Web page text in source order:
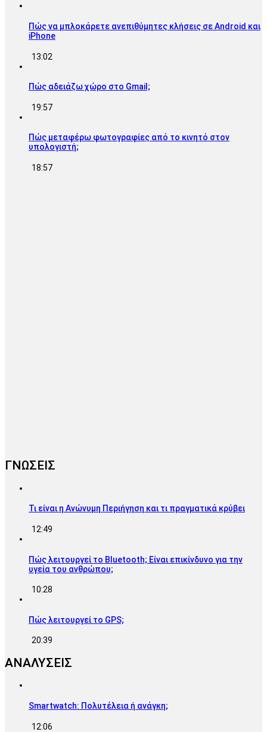
Πώς να μπλοκάρετε ανεπιθύμητες κλήσεις σε Android και
iPhone
13:02
Πώς αδειάζω χώρο στο Gmail;
19:57
Πώς μεταφέρω φωτογραφίες από το κινητό στον
υπολογιστή;
18:57
ΓΝΩΣΕΙΣ
Τι είναι η Ανώνυμη Περιήγηση και τι πραγματικά κρύβει
12:49
Πώς λειτουργεί το Bluetooth; Είναι επικίνδυνο για την
υγεία του ανθρώπου;
10:28
Πώς λειτουργεί το GPS;
20:39
ΑΝΑΛΥΣΕΙΣ
Smartwatch: Πολυτέλεια ή ανάγκη;
12:06